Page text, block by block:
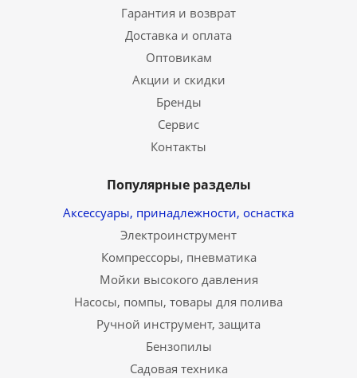
Гарантия и возврат
Доставка и оплата
Оптовикам
Акции и скидки
Бренды
Сервис
Контакты
Популярные разделы
Аксессуары, принадлежности, оснастка
Электроинструмент
Компрессоры, пневматика
Мойки высокого давления
Насосы, помпы, товары для полива
Ручной инструмент, защита
Бензопилы
Садовая техника